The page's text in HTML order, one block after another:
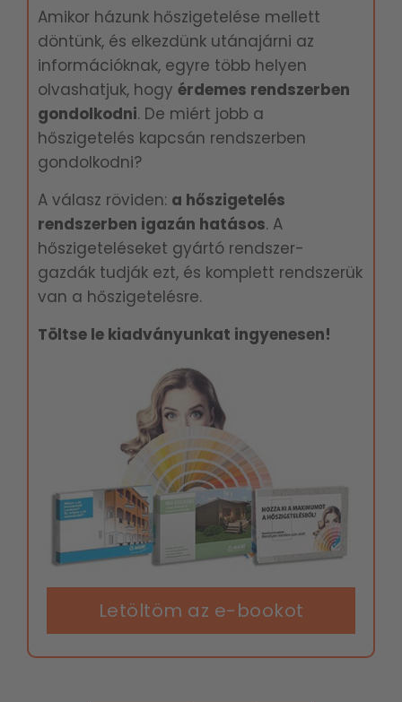
Amikor házunk hőszigetelése mellett
döntünk, és elkezdünk utánajárni az
információknak, egyre több helyen
olvashatjuk, hogy érdemes rendszerben
gondolkodni. De miért jobb a
hőszigetelés kapcsán rendszerben
gondolkodni?
A válasz röviden: a hőszigetelés
rendszerben igazán hatásos. A
hőszigeteléseket gyártó rendszer-
gazdák tudják ezt, és komplett rendszerük
van a hőszigetelésre.
Töltse le kiadványunkat ingyenesen!
Letöltöm az e-bookot